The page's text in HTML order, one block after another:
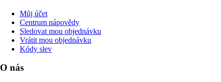
Můj účet
Centrum nápovědy
Sledovat mou objednávku
Vrátit mou objednávku
Kódy slev
O nás